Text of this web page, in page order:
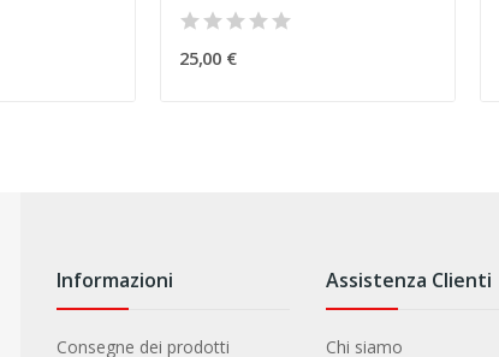
25,00 €
Informazioni
Consegne dei prodotti
Assistenza Clienti
Chi siamo